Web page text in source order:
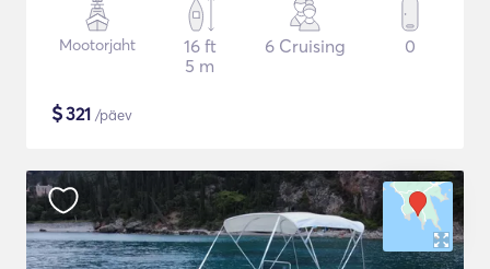
Mootorjaht
16 ft
5 m
6 Cruising 0
$321 /päev